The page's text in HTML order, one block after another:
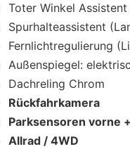
Toter Winkel Assistent
Spurhalteassistent
Fernlichtregulierung
Außenspiegel:
Dachreling Chrom
Rückfahrkamera
Parksensoren vorne
Allrad / 4WD